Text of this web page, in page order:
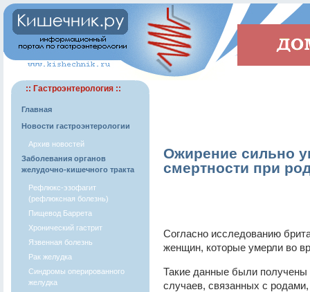
:: Гастроэнтерология ::
Главная
Новости гастроэнтерологии
Архив новостей
Заболевания органов
желудочно-кишечного тракта
Рефлюкс-эзофагит
(рефлюксная болезнь)
Пищевод Баррета
Хронический гастрит
Язвенная болезнь
Рак желудка
Синдромы оперированного
желудка
Ожирение сильно
смертности при
Согласно исследованию
женщин, которые умерли во
Такие данные были получены
случаев, связанных с